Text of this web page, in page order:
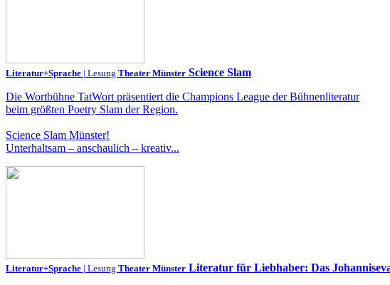
Literatur+Sprache | Lesung Theater Münster Science Slam
Die Wortbühne TatWort präsentiert die Champions League der Bühnenliteratur
beim größten Poetry Slam der Region.
Science Slam Münster!
Unterhaltsam – anschaulich – kreativ...
Literatur+Sprache | Lesung Theater Münster Literatur für Liebhaber: Das